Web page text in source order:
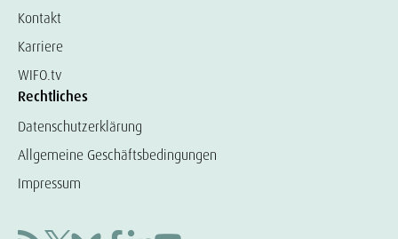
Kontakt
Karriere
WIFO.tv
Rechtliches
Datenschutzerklärung
Allgemeine Geschäftsbedingungen
Impressum